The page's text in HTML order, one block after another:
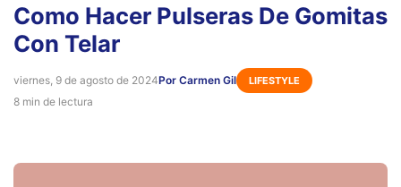
Como Hacer Pulseras De Gomitas
Con Telar
viernes, 9 de agosto de 2024Por Carmen Gil LIFESTYLE
8 min de lectura